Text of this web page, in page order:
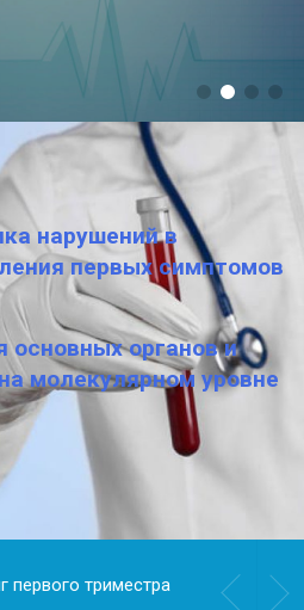
нарушений в
первых симптомов
основных органов и
молекулярном уровне
первого триместра